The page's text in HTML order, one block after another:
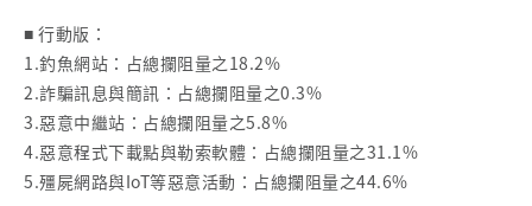
■ 行動版：
1.釣魚網站：占總攔阻量之18.2%
2.詐騙訊息與簡訊：占總攔阻量之0.3%
3.惡意中繼站：占總攔阻量之5.8%
4.惡意程式下載點與勒索軟體：占總攔阻量之31.1%
5.殭屍網路與IoT等惡意活動：占總攔阻量之44.6%